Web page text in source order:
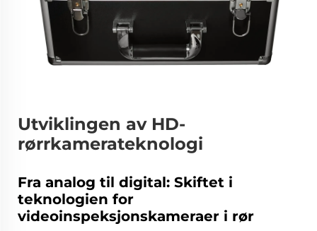
Utviklingen av HD-
rørrkamerateknologi
Fra analog til digital: Skiftet i
teknologien for
videoinspeksjonskameraer i rør